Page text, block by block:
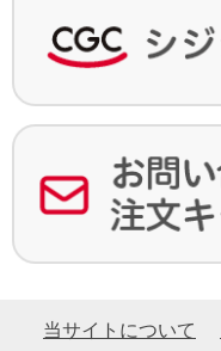
当サイトについて